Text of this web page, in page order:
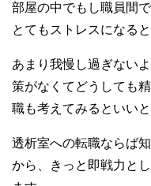
部屋の中でもし職員間
とてもストレスになると
あまり我慢し過ぎない
策がなくてどうしても
職も考えてみるといいと
透析室への転職ならば
から、きっと即戦力と